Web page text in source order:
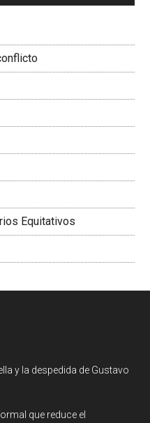
Equitativos
y la despedida de Gustavo
que reduce el